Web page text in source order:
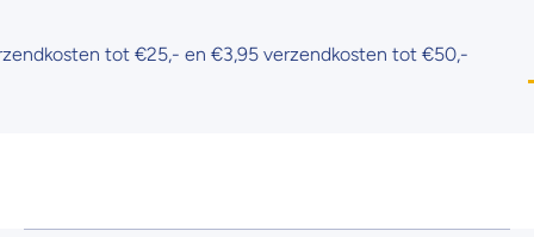
tot €25,- en €3,95 verzendkosten tot €50,-